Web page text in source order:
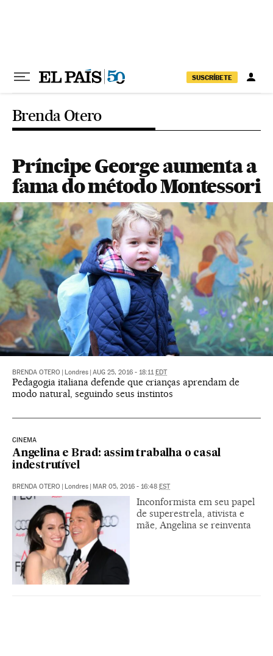
SUSCRÍBETE
Brenda Otero
Príncipe George aumenta a
fama do método Montessori
BRENDA OTERO Londres AUG 25, 2016 - 18:11 EDT
Pedagogia italiana defende que crianças aprendam de
modo natural, seguindo seus instintos
CINEMA
Angelina e Brad: assim trabalha o casal
indestrutível
BRENDA OTERO Londres MAR 05, 2016 - 16:48 EST
Inconformista em seu papel
de superestrela, ativista e
mãe, Angelina se reinventa